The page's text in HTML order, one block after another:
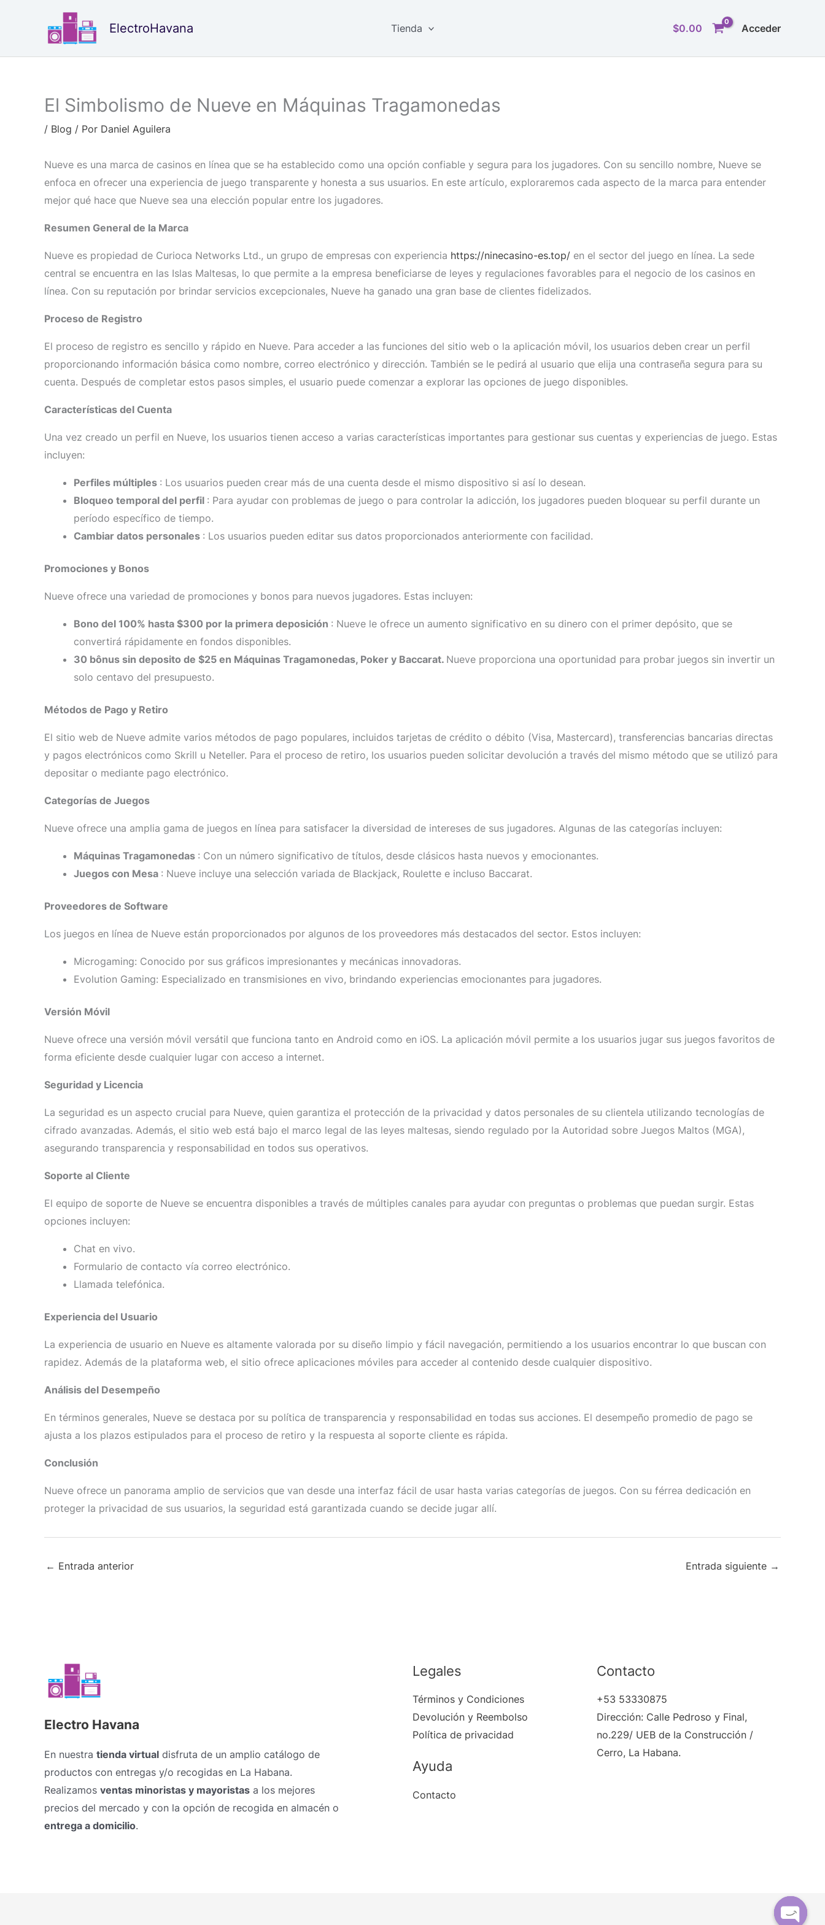
ElectroHavana Tienda $0.00 Acceder
El Simbolismo de Nueve en Máquinas Tragamonedas
/ Blog / Por Daniel Aguilera
Nueve es una marca de casinos en línea que se ha establecido como una opción confiable y segura para los jugadores. Con su sencillo nombre, Nueve se
enfoca en ofrecer una experiencia de juego transparente y honesta a sus usuarios. En este artículo, exploraremos cada aspecto de la marca para entender
mejor qué hace que Nueve sea una elección popular entre los jugadores.
Resumen General de la Marca
Nueve es propiedad de Curioca Networks Ltd., un grupo de empresas con experiencia https://ninecasino-es.top/ en el sector del juego en línea. La sede
central se encuentra en las Islas Maltesas, lo que permite a la empresa beneficiarse de leyes y regulaciones favorables para el negocio de los casinos en
línea. Con su reputación por brindar servicios excepcionales, Nueve ha ganado una gran base de clientes fidelizados.
Proceso de Registro
El proceso de registro es sencillo y rápido en Nueve. Para acceder a las funciones del sitio web o la aplicación móvil, los usuarios deben crear un perfil
proporcionando información básica como nombre, correo electrónico y dirección. También se le pedirá al usuario que elija una contraseña segura para su
cuenta. Después de completar estos pasos simples, el usuario puede comenzar a explorar las opciones de juego disponibles.
Características del Cuenta
Una vez creado un perfil en Nueve, los usuarios tienen acceso a varias características importantes para gestionar sus cuentas y experiencias de juego. Estas
incluyen:
Perfiles múltiples : Los usuarios pueden crear más de una cuenta desde el mismo dispositivo si así lo desean.
Bloqueo temporal del perfil : Para ayudar con problemas de juego o para controlar la adicción, los jugadores pueden bloquear su perfil durante un
período específico de tiempo.
Cambiar datos personales : Los usuarios pueden editar sus datos proporcionados anteriormente con facilidad.
Promociones y Bonos
Nueve ofrece una variedad de promociones y bonos para nuevos jugadores. Estas incluyen:
Bono del 100% hasta $300 por la primera deposición : Nueve le ofrece un aumento significativo en su dinero con el primer depósito, que se
convertirá rápidamente en fondos disponibles.
30 bônus sin deposito de $25 en Máquinas Tragamonedas, Poker y Baccarat. Nueve proporciona una oportunidad para probar juegos sin invertir un
solo centavo del presupuesto.
Métodos de Pago y Retiro
El sitio web de Nueve admite varios métodos de pago populares, incluidos tarjetas de crédito o débito (Visa, Mastercard), transferencias bancarias directas
y pagos electrónicos como Skrill u Neteller. Para el proceso de retiro, los usuarios pueden solicitar devolución a través del mismo método que se utilizó para
depositar o mediante pago electrónico.
Categorías de Juegos
Nueve ofrece una amplia gama de juegos en línea para satisfacer la diversidad de intereses de sus jugadores. Algunas de las categorías incluyen:
Máquinas Tragamonedas : Con un número significativo de títulos, desde clásicos hasta nuevos y emocionantes.
Juegos con Mesa : Nueve incluye una selección variada de Blackjack, Roulette e incluso Baccarat.
Proveedores de Software
Los juegos en línea de Nueve están proporcionados por algunos de los proveedores más destacados del sector. Estos incluyen:
Microgaming: Conocido por sus gráficos impresionantes y mecánicas innovadoras.
Evolution Gaming: Especializado en transmisiones en vivo, brindando experiencias emocionantes para jugadores.
Versión Móvil
Nueve ofrece una versión móvil versátil que funciona tanto en Android como en iOS. La aplicación móvil permite a los usuarios jugar sus juegos favoritos de
forma eficiente desde cualquier lugar con acceso a internet.
Seguridad y Licencia
La seguridad es un aspecto crucial para Nueve, quien garantiza el protección de la privacidad y datos personales de su clientela utilizando tecnologías de
cifrado avanzadas. Además, el sitio web está bajo el marco legal de las leyes maltesas, siendo regulado por la Autoridad sobre Juegos Maltos (MGA),
asegurando transparencia y responsabilidad en todos sus operativos.
Soporte al Cliente
El equipo de soporte de Nueve se encuentra disponibles a través de múltiples canales para ayudar con preguntas o problemas que puedan surgir. Estas
opciones incluyen:
Chat en vivo.
Formulario de contacto vía correo electrónico.
Llamada telefónica.
Experiencia del Usuario
La experiencia de usuario en Nueve es altamente valorada por su diseño limpio y fácil navegación, permitiendo a los usuarios encontrar lo que buscan con
rapidez. Además de la plataforma web, el sitio ofrece aplicaciones móviles para acceder al contenido desde cualquier dispositivo.
Análisis del Desempeño
En términos generales, Nueve se destaca por su política de transparencia y responsabilidad en todas sus acciones. El desempeño promedio de pago se
ajusta a los plazos estipulados para el proceso de retiro y la respuesta al soporte cliente es rápida.
Conclusión
Nueve ofrece un panorama amplio de servicios que van desde una interfaz fácil de usar hasta varias categorías de juegos. Con su férrea dedicación en
proteger la privacidad de sus usuarios, la seguridad está garantizada cuando se decide jugar allí.
← Entrada anterior Entrada siguiente →
Electro Havana
En nuestra tienda virtual disfruta de un amplio catálogo de
productos con entregas y/o recogidas en La Habana.
Realizamos ventas minoristas y mayoristas a los mejores
precios del mercado y con la opción de recogida en almacén o
entrega a domicilio.
Legales
Términos y Condiciones
Devolución y Reembolso
Política de privacidad
Ayuda
Contacto
Contacto
+53 53330875
Dirección: Calle Pedroso y Final,
no.229/ UEB de la Construcción /
Cerro, La Habana.